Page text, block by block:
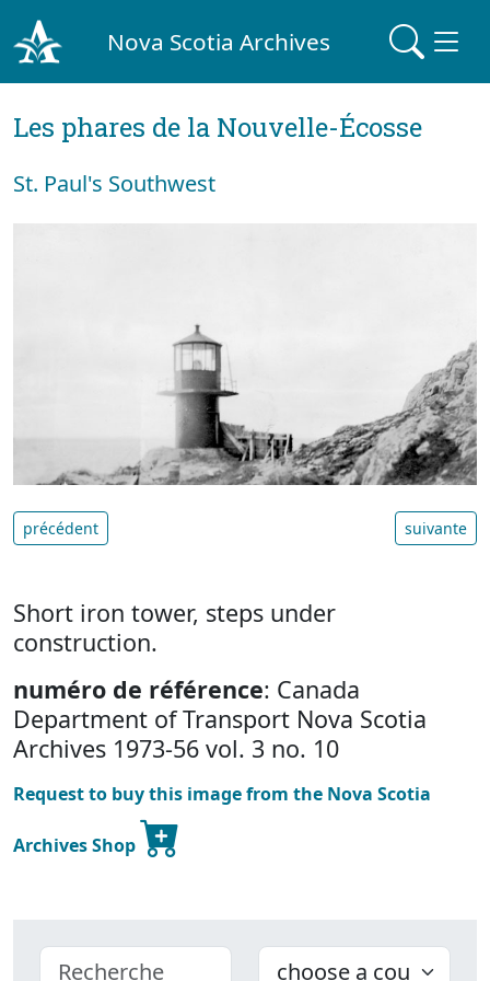
Nova Scotia Archives
Les phares de la Nouvelle-Écosse
St. Paul's Southwest
précédent suivante
Short iron tower, steps under
construction.
numéro de référence: Canada
Department of Transport Nova Scotia
Archives 1973-56 vol. 3 no. 10
Request to buy this image from the Nova Scotia
Archives Shop